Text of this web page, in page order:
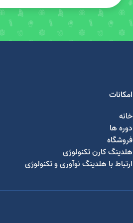
امکانات
خانه
دوره ها
فروشگاه
هلدینگ کارن تکنولوژی
ارتباط با هلدینگ نوآوری و تکنولوژی